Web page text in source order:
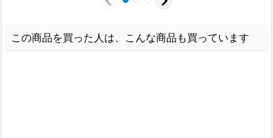
この商品を買った人は、こんな商品も買っています